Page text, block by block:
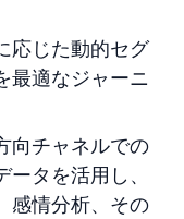
応じた動的セグ
最適なジャーニ
向チャネルでの
タを活用し、
感情分析、その